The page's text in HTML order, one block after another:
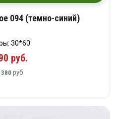
094 (темно-синий)
30*60
руб.
380 руб